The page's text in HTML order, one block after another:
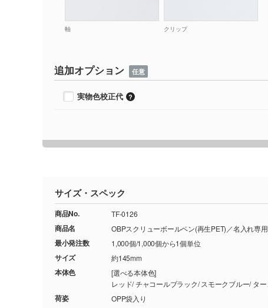
軸 クリップ
追加オプション 任意
実物色校正代
サイズ・スペック
商品No. TF-0126
商品名 OBPスクリューボールペン(再生PET)／名入れ専用
最小発注数 1,000個/1,000個から1個単位
サイズ 約145mm
本体色
[選べる本体色]
荷姿 OPP袋入り